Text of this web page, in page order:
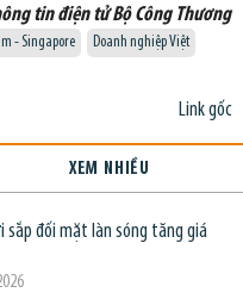
tin điện tử Bộ Công Thương
- Singapore
Doanh nghiệp Việt
Link gốc
XEM NHIỀU
sắp đối mặt làn sóng tăng giá